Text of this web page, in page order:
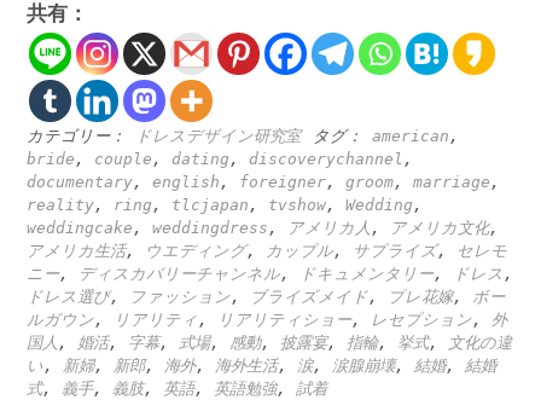
共有：
カテゴリー： ドレスデザイン研究室 タグ： american ,
bride , couple , dating , discoverychannel ,
documentary, english , foreigner, groom, marriage ,
reality, ring , tlcjapan , tvshow, Wedding ,
weddingcake , weddingdress , アメリカ人 , アメリカ文化,
アメリカ生活, ウエディング, カップル, サプライズ,
セレモ
ニー, ディスカバリーチャンネル, ドキュメンタリー, ドレス ,
ドレス選び, ファッション, ブライズメイド, プレ花嫁, ボー
ルガウン, リアリティ , リアリティショー, レセプション, 外
国人 , 婚活, 字幕, 式場, 感動, 披露宴, 指輪, 挙式,
文化の違
い , 新婦, 新郎, 海外, 海外生活, 涙, 涙腺崩壊, 結婚, 結婚
式, 義手, 義肢, 英語, 英語勉強, 試着